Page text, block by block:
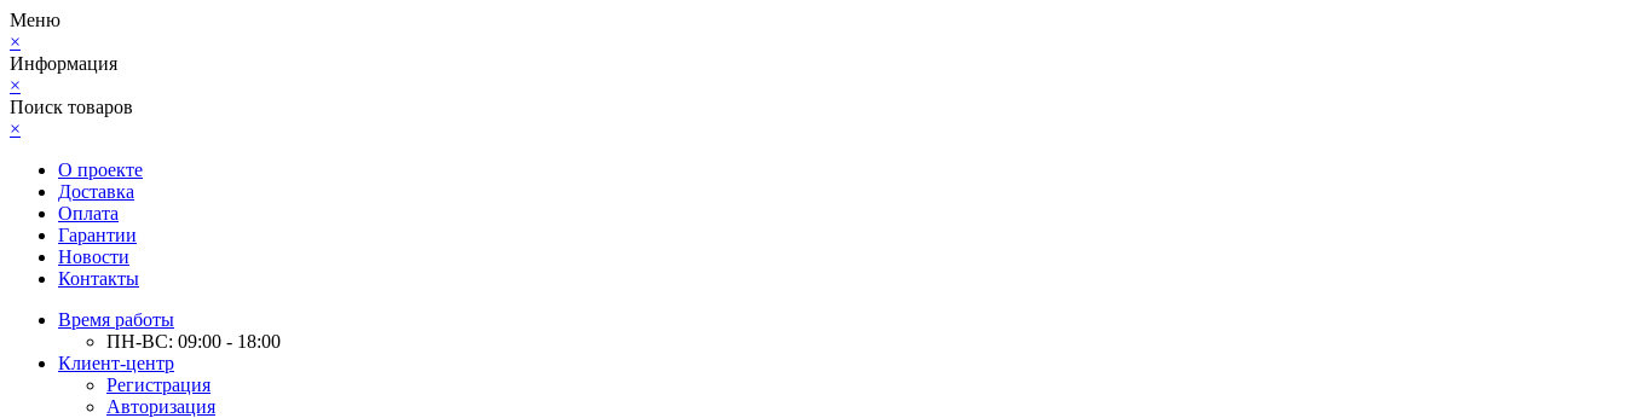
Меню
×
Информация
×
Поиск товаров
×
О проекте
Доставка
Оплата
Гарантии
Новости
Контакты
Время работы
ПН-ВС: 09:00 - 18:00
Клиент-центр
Регистрация
Авторизация